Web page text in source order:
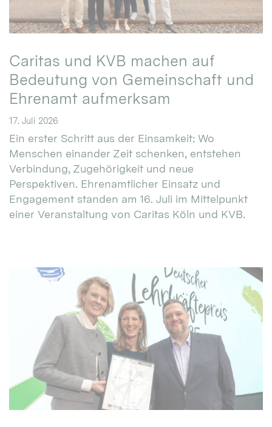
Caritas und KVB machen auf
Bedeutung von Gemeinschaft und
Ehrenamt aufmerksam
17. Juli 2026
Ein erster Schritt aus der Einsamkeit: Wo
Menschen einander Zeit schenken, entstehen
Verbindung, Zugehörigkeit und neue
Perspektiven. Ehrenamtlicher Einsatz und
Engagement standen am 16. Juli im Mittelpunkt
einer Veranstaltung von Caritas Köln und KVB.